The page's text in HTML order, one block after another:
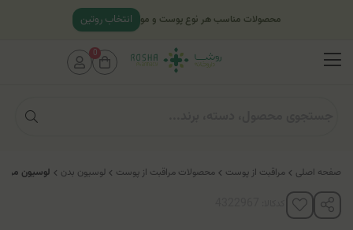
صفحه اصلی مراقبت از پوست محصولات مراقبت از پوست لوسیون بدن لوسیون
محصولات مناسب هر نوع پوست و مو انتخاب روتین
0